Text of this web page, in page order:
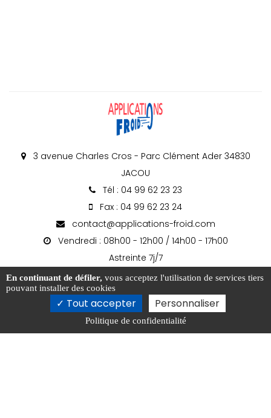
3 avenue Charles Cros - Parc Clément Ader 34830
JACOU
Tél : 04 99 62 23 23
Fax : 04 99 62 23 24
contact@applications-froid.com
Vendredi : 08h00 - 12h00 / 14h00 - 17h00
Astreinte 7j/7
En continuant de défiler, vous acceptez l'utilisation de services tiers
pouvant installer des cookies
Tout accepter Personnaliser
Politique de confidentialité